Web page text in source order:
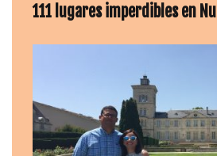
111 lugares imperdibles en